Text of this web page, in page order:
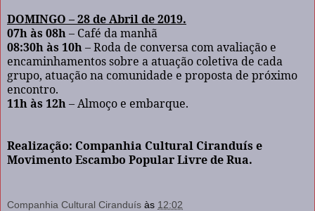
DOMINGO – 28 de Abril de 2019.
07h às 08h– Café da manhã
08:30h às 10h– Roda de conversa com avaliação e
encaminhamentos sobre a atuação coletiva de cada
grupo, atuação na comunidade e proposta de próximo
encontro.
11h às 12h– Almoço e embarque.
Realização: Companhia Cultural Ciranduís e
Movimento Escambo Popular Livre de Rua.
Companhia Cultural Ciranduís às 12:02